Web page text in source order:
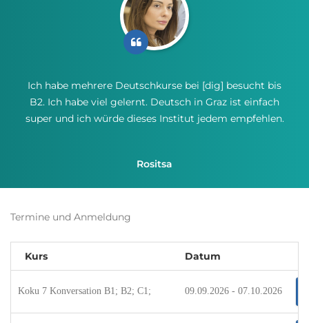
Ich habe mehrere Deutschkurse bei [dig] besucht bis
B2. Ich habe viel gelernt. Deutsch in Graz ist einfach
super und ich würde dieses Institut jedem empfehlen.
Rositsa
Termine und Anmeldung
Kurs Datum
Koku 7 Konversation B1; B2; C1; 09.09.2026 - 07.10.2026